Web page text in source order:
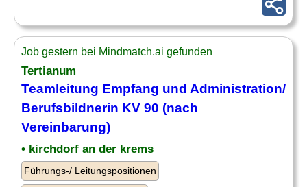
Job gestern bei Mindmatch.ai gefunden
Tertianum
Teamleitung Empfang und Administration/
Berufsbildnerin KV 90 (nach
Vereinbarung)
• kirchdorf an der krems
Führungs-/ Leitungspositionen